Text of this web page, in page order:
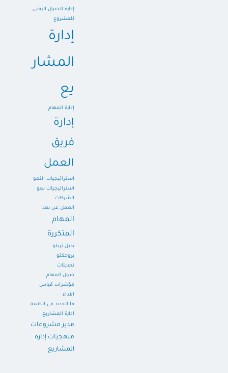
إدارة الجدول الزمني
للمشروع
إدارة
المشار
يع
إدارة المهام
إدارة
فريق
العمل
استراتيجيات النمو
استراتيجيات نمو
الشركات
العمل عن بعد
المهام
المتكررة
بديل تريلو
بروجكتو
تحديثات
جدول المهام
مؤشرات قياس
الاداء
ما الجديد في انظمة
ادارة المشاريع
مدير مشروعات
منهجيات إدارة
المشاريع